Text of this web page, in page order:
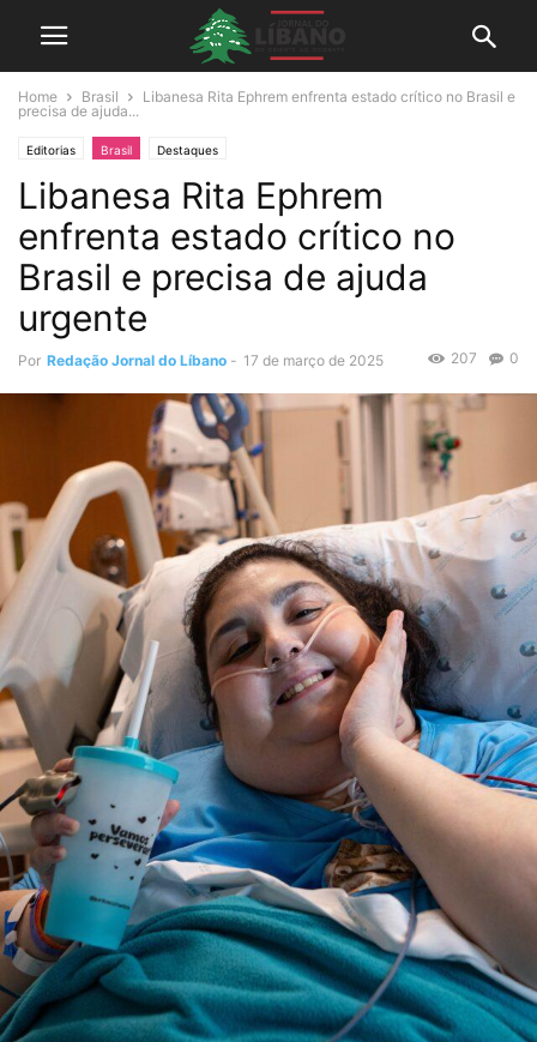
Home Brasil
Libanesa Rita Ephrem enfrenta estado crítico no Brasil e
precisa de ajuda...
Editorias Brasil Destaques
Libanesa Rita Ephrem
enfrenta estado crítico no
Brasil e precisa de ajuda
urgente
Por Redação Jornal do Líbano - 17 de março de 2025 0
207